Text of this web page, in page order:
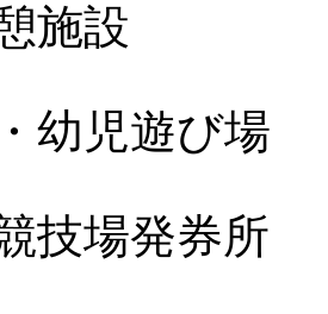
施設
幼児遊び場
技場発券所